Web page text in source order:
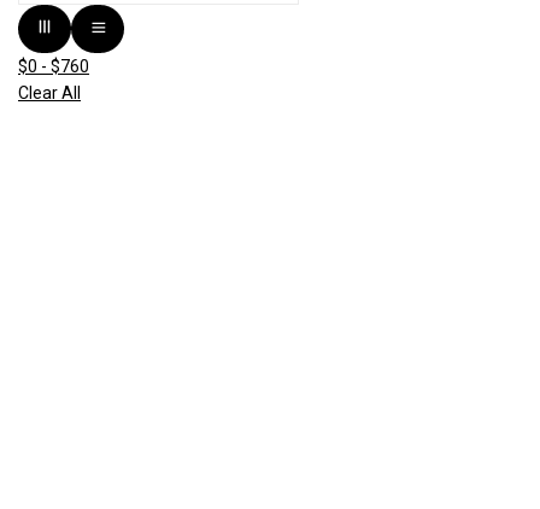
$0 - $760
Clear All